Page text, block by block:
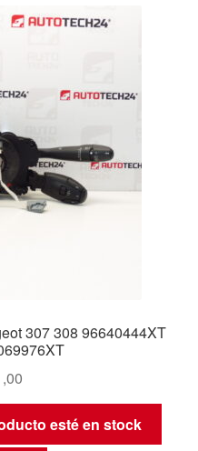
307 308 96640444XT
esté en stock